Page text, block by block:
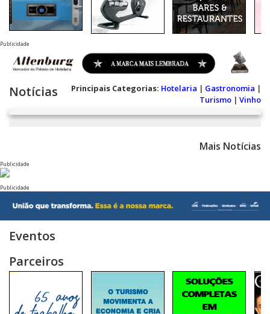
Publicidade
Notícias Principais Categorias: Hotelaria | Gastronomia |
Turismo | Vinho
Mais Notícias
Publicidade
Publicidade
Eventos
Parceiros